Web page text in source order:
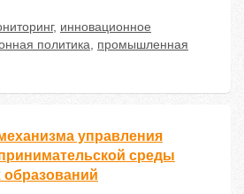
, инновационное
политика, промышленная
управления
среды